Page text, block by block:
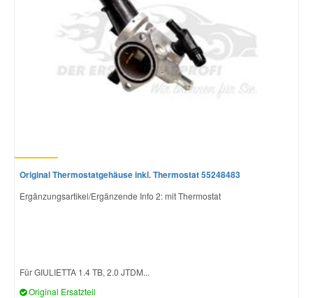
Original Thermostatgehäuse inkl. Thermostat 55248483
Ergänzungsartikel/Ergänzende Info 2: mit Thermostat
Für GIULIETTA 1.4 TB, 2.0 JTDM...
Original Ersatzteil